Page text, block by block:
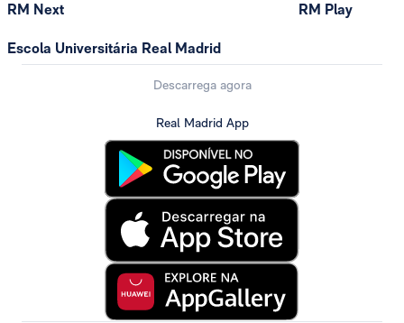
RM Next
Escola Universitária Real Madrid
RM Play
Descarrega agora
Real Madrid App